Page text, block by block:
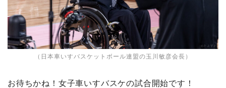
（日本車いすバスケットボール連盟の玉川敏彦会長）
お待ちかね！女子車いすバスケの試合開始です！